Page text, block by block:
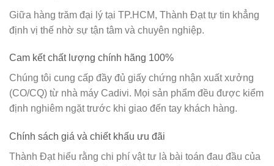
Giữa hàng trăm đại lý tại TP.HCM, Thành Đạttự tin khẳng
định vị thế nhờ sự tận tâm và chuyên nghiệp.
Cam kết chất lượng chính hãng 100%
Chúng tôi cung cấp đầy đủ giấy chứng nhận xuất xưởng
(CO/CQ) từ nhà máy Cadivi. Mọi sản phẩm đều được kiểm
định nghiêm ngặt trước khi giao đến tay khách hàng.
Chính sách giá và chiết khấu ưu đãi
Thành Đạt hiểu rằng chi phí vật tư là bài toán đau đầu của